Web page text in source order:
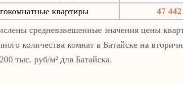
квартиры
47
средневзвешенные значения цены
количества комнат в Батайске на
тыс. руб/м² для Батайска.